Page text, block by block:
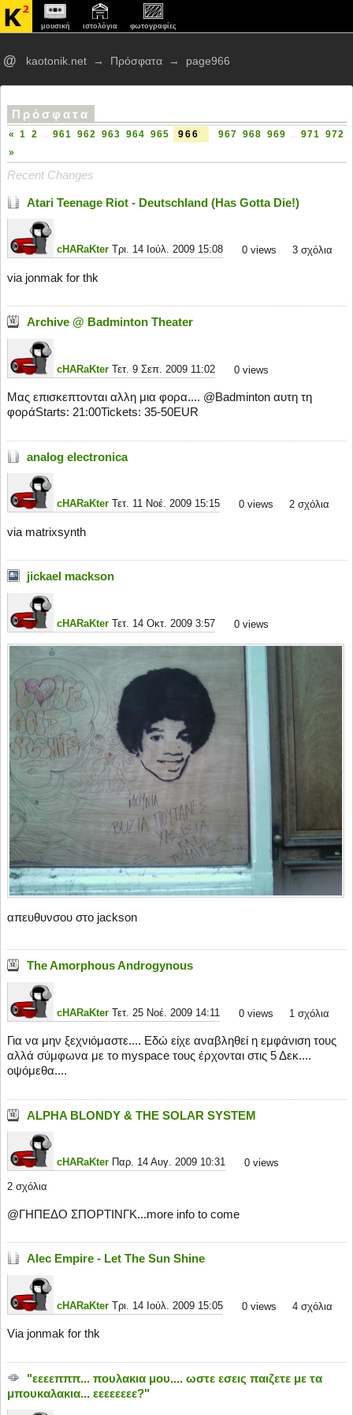
μουσική ιστολόγια φωτογραφίες
@ kaotonik.net → Πρόσφατα → page966
Πρόσφατα
« 1 2 961 962 963 964 965 966 967 968 969 971
972
»
Recent Changes
Atari Teenage Riot - Deutschland (Has Gotta Die!)
cHARaKterΤρι. 14 Ιούλ. 2009 15:08 0views 3 σχόλια
via jonmak for thk
Archive @ Badminton Theater
cHARaKterΤετ. 9 Σεπ. 2009 11:02 0views
Μας επισκεπτονται αλλη μια φορα.... @Badminton αυτη τη
φοράStarts: 21:00Tickets: 35-50EUR
analog electronica
cHARaKterΤετ. 11 Νοέ. 2009 15:15 0views 2 σχόλια
via matrixsynth
jickael mackson
cHARaKterΤετ. 14 Οκτ. 2009 3:57 0views
απευθυνσου στο jackson
The Amorphous Androgynous
cHARaKterΤετ. 25 Νοέ. 2009 14:11 0views 1 σχόλια
Για να μην ξεχνιόμαστε.... Εδώ είχε αναβληθεί η εμφάνιση τους
αλλά σύμφωνα με το myspace τους έρχονται στις 5 Δεκ....
οψόμεθα....
ALPHA BLONDY & THE SOLAR SYSTEM
cHARaKterΠαρ. 14 Αυγ. 2009 10:31 0views
2 σχόλια
@ΓΗΠΕΔΟ ΣΠΟΡΤΙΝΓΚ...more info to come
Alec Empire - Let The Sun Shine
cHARaKterΤρι. 14 Ιούλ. 2009 15:05 0views 4 σχόλια
Via jonmak for thk
"εεεεπππ... πουλακια μου.... ωστε εσεις παιζετε με τα
μπουκαλακια... εεεεεεεε?"